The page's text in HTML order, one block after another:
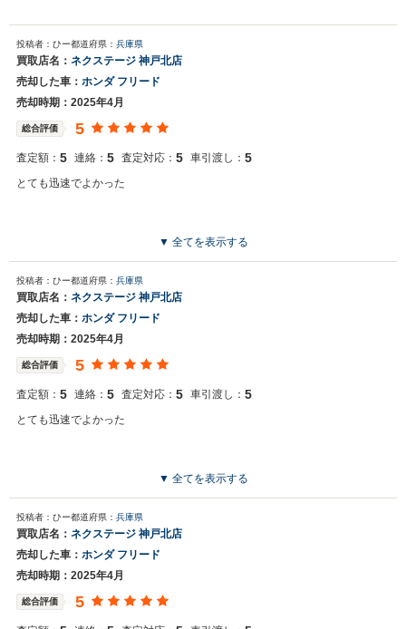
投稿者：ひー都道府県： 兵庫県
買取店名： ネクステージ 神戸北店
売却した車： ホンダ フリード
売却時期：2025年4月
総合評価 5
査定額： 5 連絡： 5 査定対応： 5 車引渡し： 5
とても迅速でよかった
▼ 全てを表示する
投稿者：ひー都道府県： 兵庫県
買取店名： ネクステージ 神戸北店
売却した車： ホンダ フリード
売却時期：2025年4月
総合評価 5
査定額： 5 連絡： 5 査定対応： 5 車引渡し： 5
とても迅速でよかった
▼ 全てを表示する
投稿者：ひー都道府県： 兵庫県
買取店名： ネクステージ 神戸北店
売却した車： ホンダ フリード
売却時期：2025年4月
総合評価 5